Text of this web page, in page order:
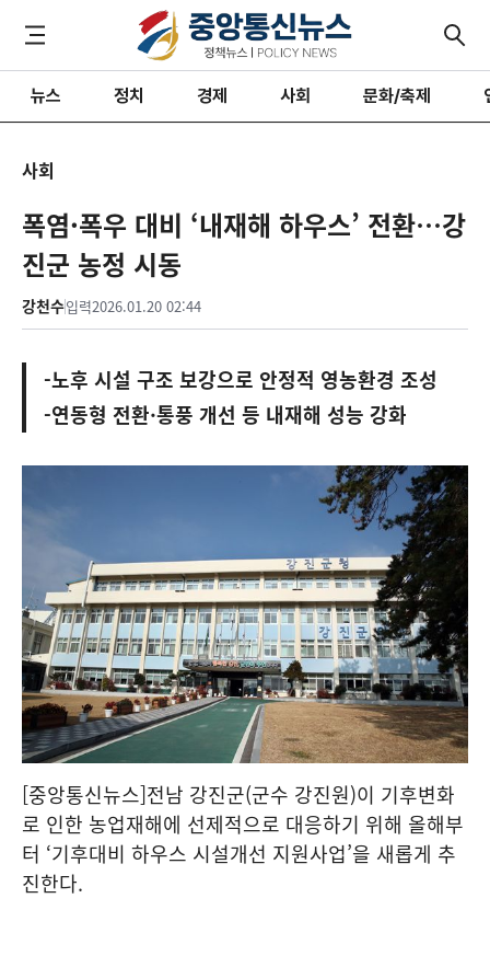
뉴스 정치 경제 사회 문화/축제
사회
폭염·폭우 대비 ‘내재해 하우스’ 전환…강
진군 농정 시동
강천수입력2026.01.20 02:44
-노후 시설 구조 보강으로 안정적 영농환경 조성
-연동형 전환·통풍 개선 등 내재해 성능 강화
[중앙통신뉴스]전남 강진군(군수 강진원)이 기후변화
로 인한 농업재해에 선제적으로 대응하기 위해 올해부
터 ‘기후대비 하우스 시설개선 지원사업’을 새롭게 추
진한다.